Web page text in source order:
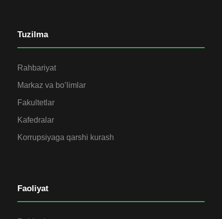
Tuzilma
Rahbariyat
Markaz va bo’limlar
Fakultetlar
Kafedralar
Korrupsiyaga qarshi kurash
Faoliyat